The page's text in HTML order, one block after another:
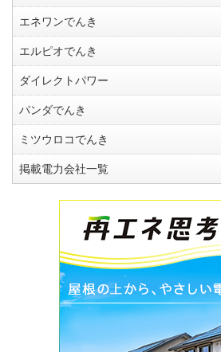
エネワンでんき
エルピオでんき
ダイレクトパワー
パンダでんき
ミツウロコでんき
掲載電力会社一覧